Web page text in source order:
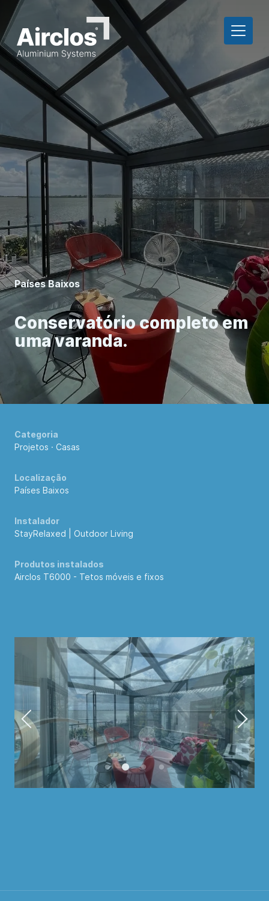
Países Baixos
Conservatório completo em
uma varanda.
Categoria
Projetos · Casas
Localização
Países Baixos
Instalador
StayRelaxed | Outdoor Living
Produtos instalados
Airclos T6000 - Tetos móveis e fixos